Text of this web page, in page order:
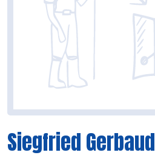
Siegfried Gerbaud